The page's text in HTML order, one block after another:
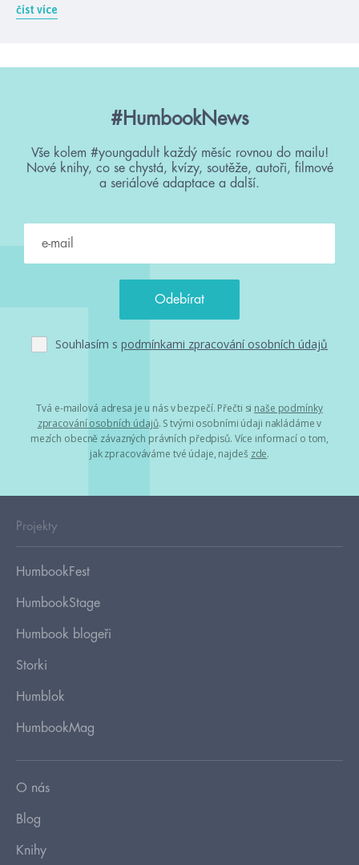
číst více
#HumbookNews
Vše kolem #youngadult každý měsíc rovnou do mailu!
Nové knihy, co se chystá, kvízy, soutěže, autoři, filmové
a seriálové adaptace a další.
Souhlasím s podmínkami zpracování osobních údajů
Tvá e-mailová adresa je u nás v bezpečí. Přečti si naše podmínky
zpracování osobních údajů. S tvými osobními údaji nakládáme v
mezích obecně závazných právních předpisů. Více informací o tom,
jak zpracováváme tvé údaje, najdeš zde.
Projekty
HumbookFest
HumbookStage
Humbook blogeři
Storki
Humblok
HumbookMag
O nás
Blog
Knihy